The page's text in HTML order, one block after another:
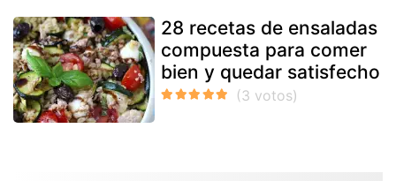
28 recetas de ensaladas
compuesta para comer
bien y quedar satisfecho